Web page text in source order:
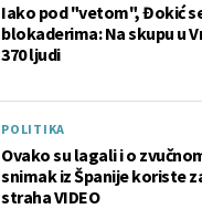
Iako pod "vetom", Đokić
blokaderima: Na skupu u
370 ljudi
POLITIKA
Ovako su lagali i o
snimak iz Španije koriste
straha VIDEO